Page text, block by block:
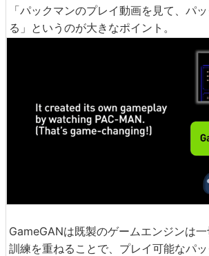
「パックマンのプレイ動画を見て、パ
る」というのが大きなポイント。
GameGANは既製のゲームエンジンは
訓練を重ねることで、プレイ可能なパ